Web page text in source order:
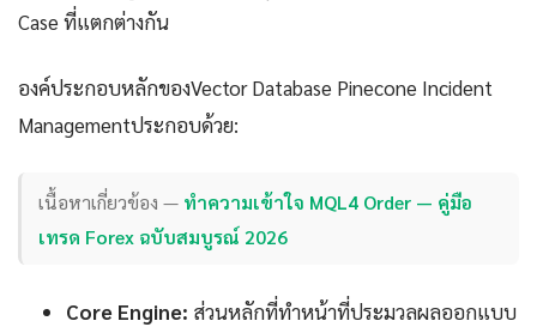
Case ที่แตกต่างกัน
องค์ประกอบหลักของVector Database Pinecone Incident
Managementประกอบด้วย:
เนื้อหาเกี่ยวข้อง — ทำความเข้าใจ MQL4 Order — คู่มือ
เทรด Forex ฉบับสมบูรณ์ 2026
Core Engine: ส่วนหลักที่ทำหน้าที่ประมวลผลออกแบบ